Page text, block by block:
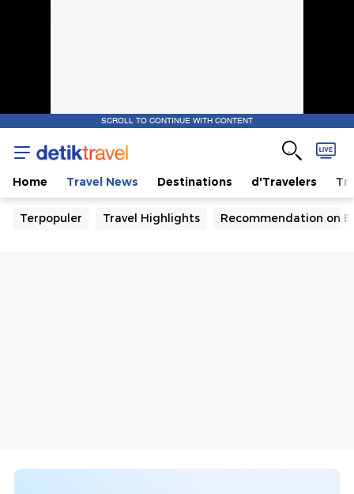
SCROLL TO CONTINUE WITH CONTENT
Home Travel News Destinations d'Travelers
Terpopuler Travel Highlights Recommendation on